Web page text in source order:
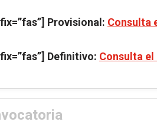
Provisional: Consulta
Definitivo: Consulta